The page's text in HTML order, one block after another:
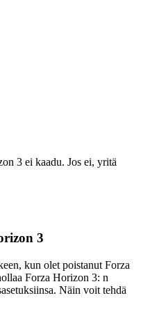
3 ei kaadu. Jos ei, yritä
3
kun olet poistanut Forza
Forza Horizon 3: n
Näin voit tehdä